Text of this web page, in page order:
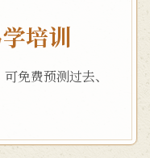
培训
免费预测过去、